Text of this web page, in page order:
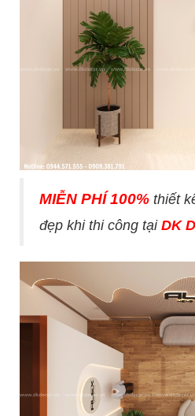
MIỄN PHÍ 100% thiết
đẹp khi thi công tạiDK